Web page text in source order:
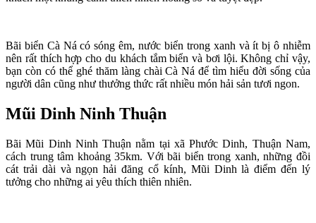
Bãi biển Cà Ná có sóng êm, nước biển trong xanh và ít bị ô nhiễm
nên rất thích hợp cho du khách tắm biển và bơi lội. Không chỉ vậy,
bạn còn có thể ghé thăm làng chài Cà Ná để tìm hiểu đời sống của
người dân cũng như thưởng thức rất nhiều món hải sản tươi ngon.
Mũi Dinh Ninh Thuận
Bãi Mũi Dinh Ninh Thuận nằm tại xã Phước Dinh, Thuận Nam,
cách trung tâm khoảng 35km. Với bãi biển trong xanh, những đồi
cát trải dài và ngọn hải đăng cổ kính, Mũi Dinh là điểm đến lý
tưởng cho những ai yêu thích thiên nhiên.